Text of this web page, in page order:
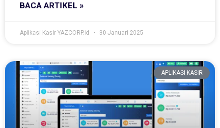
BACA ARTIKEL »
Aplikasi Kasir YAZCORP.id 30 Januari 2025
APLIKASI KASIR